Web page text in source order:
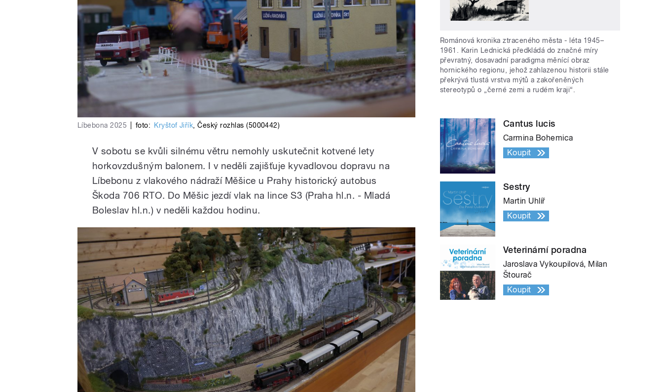
Líbebona 2025 foto: Kryštof Jiřík,Český rozhlas (5000442)
V sobotu se kvůli silnému větru nemohly uskutečnit kotvené lety
horkovzdušným balonem. I v neděli zajišťuje kyvadlovou dopravu na
Líbebonu z vlakového nádraží Měšice u Prahy historický autobus
Škoda 706 RTO. Do Měšic jezdí vlak na lince S3 (Praha hl.n. - Mladá
Boleslav hl.n.) v neděli každou hodinu.
Románová kronika ztraceného města - léta 1945–
1961. Karin Lednická předkládá do značné míry
převratný, dosavadní paradigma měnící obraz
hornického regionu, jehož zahlazenou historii stále
překrývá tlustá vrstva mýtů a zakořeněných
stereotypů o „černé zemi a rudém kraji“.
Cantus lucis
Carmina Bohemica
Koupit
Sestry
Martin Uhlíř
Koupit
Veterinární poradna
Jaroslava Vykoupilová, Milan
Štourač
Koupit